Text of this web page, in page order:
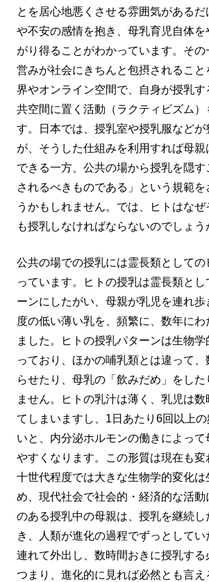
とを居心地悪くさせる雰囲気がある
や不安の感情を抱き、母乳育児自体を
がり得ることがわかっています。その
営みが社会にきちんと包摂されるこ
界やオンライン空間で、自身が授乳
共空間に置く活動（ラクティビズム）
す。日本では、授乳室や授乳服などが
が、そうした仕組みを利用すれば母
できる一方、公共の場から授乳を隠
されるべきものである」という規範を
うかもしれません。では、ヒトはな
も授乳しなければならないのでしょう
公共の場での授乳には霊長類としての
っています。ヒトの授乳は霊長類とし
ーンにしたがい、母親が乳児を連れ
度の低い薄い乳を、頻繁に、数年に
ました。ヒトの授乳パターンは生物学
っており、ほかの哺乳類とは違って
らせたり、母乳の「飲みだめ」をした
ません。ヒトの乳汁は薄く、乳児は
てしまいますし、1日あたり6回以上
いと、内分泌ホルモンの働きによって
やすくなります。この形質は現在も変
十世代程度では大きな生物学的変化は
め、現代社会で社会的・経済的な活
のある授乳中の母親は、授乳を継続し
き、人類が進化の過程でずっとして
連れて外出し、数時間おきに授乳する
つまり、進化的に見れば必然とも言え